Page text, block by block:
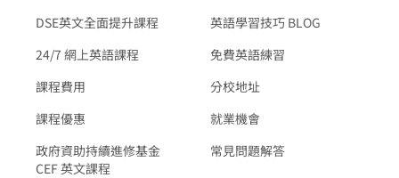
DSE英文全面提升課程
24/7 網上英語課程
課程費用
課程優惠
政府資助持續進修基金
CEF 英文課程
英語學習技巧 BLOG
免費英語練習
分校地址
就業機會
常見問題解答